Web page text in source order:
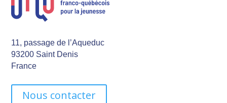
11, passage de l’Aqueduc
93200 Saint Denis
France
Nous contacter